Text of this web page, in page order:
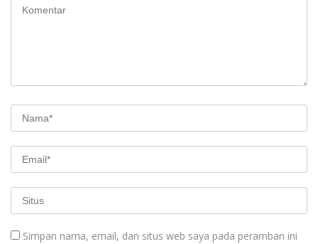
Simpan nama, email, dan situs web saya pada peramban ini